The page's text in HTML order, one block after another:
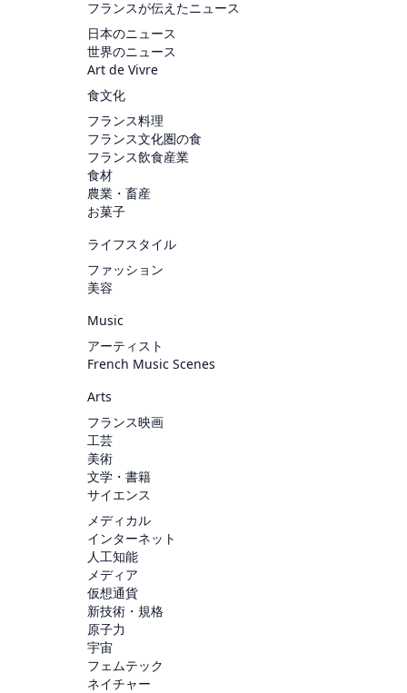
フランスが伝えたニュース
日本のニュース
世界のニュース
Art de Vivre
食文化
フランス料理
フランス文化圏の食
フランス飲食産業
食材
農業・畜産
お菓子
ライフスタイル
ファッション
美容
Music
アーティスト
French Music Scenes
Arts
フランス映画
工芸
美術
文学・書籍
サイエンス
メディカル
インターネット
人工知能
メディア
仮想通貨
新技術・規格
原子力
宇宙
フェムテック
ネイチャー